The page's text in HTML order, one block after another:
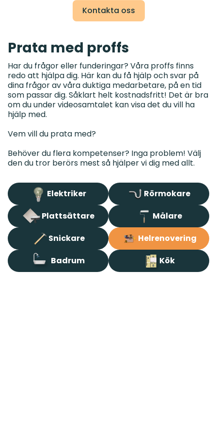
Kontakta oss
Prata med proffs
Har du frågor eller funderingar? Våra proffs finns
redo att hjälpa dig. Här kan du få hjälp och svar på
dina frågor av våra duktiga medarbetare, på en tid
som passar dig. Såklart helt kostnadsfritt! Det är bra
om du under videosamtalet kan visa det du vill ha
hjälp med.
Vem vill du prata med?
Behöver du flera kompetenser? Inga problem! Välj
Elektriker
Rörmokare
Plattsättare
Målare
Snickare
Helrenovering
Badrum
Kök